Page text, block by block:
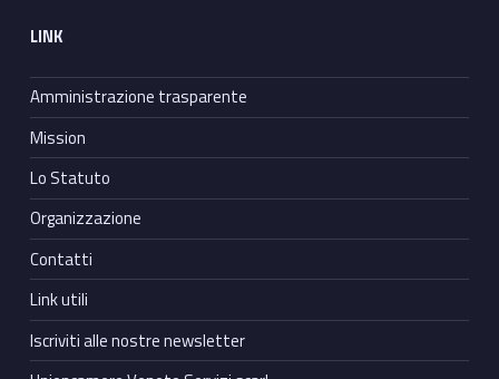
LINK
Amministrazione trasparente
Mission
Lo Statuto
Organizzazione
Contatti
Link utili
Iscriviti alle nostre newsletter